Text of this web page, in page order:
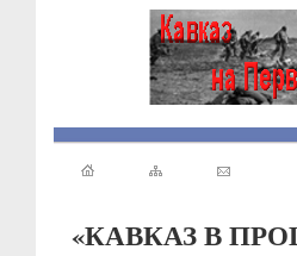
«КАВКАЗ В